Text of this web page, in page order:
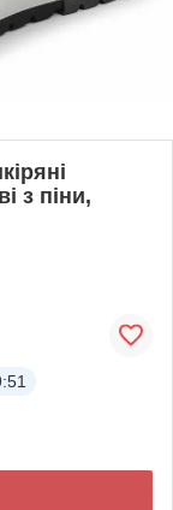
з піни,